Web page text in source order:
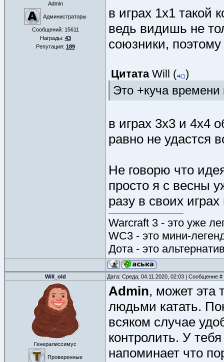
Admin
Администраторы
Сообщений: 15611
Награды: 43
Репутация: 189
в играх 1х1 такой
ведь видишь не
союзники,
Цитата Will ( )
Это +куча времени
в играх 3х3 и 4х4
равно не удастся
Не говорю что
просто я с весны
разу в своих
Warcraft 3 - это уже
WC3 - это мини-
Дота - это
Will_old Дата: Среда, 04.11.2020, 02:03 | Сообщение #
Генералиссимус
Проверенные
Admin, может эта
людьми катать.
всяком случае
контролить. У
напоминает что